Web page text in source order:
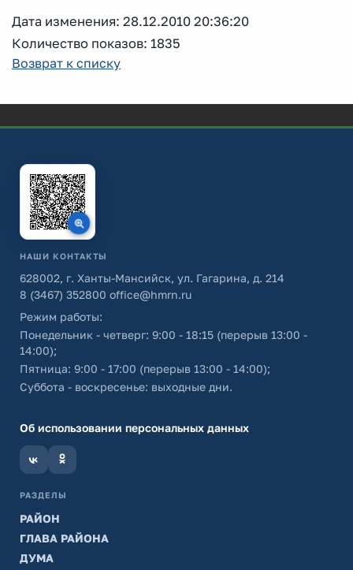
Дата изменения: 28.12.2010 20:36:20
Количество показов: 1835
Возврат к списку
НАШИ КОНТАКТЫ
628002, г. Ханты-Мансийск, ул. Гагарина, д. 214
8 (3467) 352800 office@hmrn.ru
Режим работы:
Понедельник - четверг: 9:00 - 18:15 (перерыв 13:00 -
14:00);
Пятница: 9:00 - 17:00 (перерыв 13:00 - 14:00);
Суббота - воскресенье: выходные дни.
Об использовании персональных данных
РАЗДЕЛЫ
РАЙОН
ГЛАВА РАЙОНА
ДУМА